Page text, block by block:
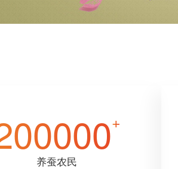
+
养蚕农民